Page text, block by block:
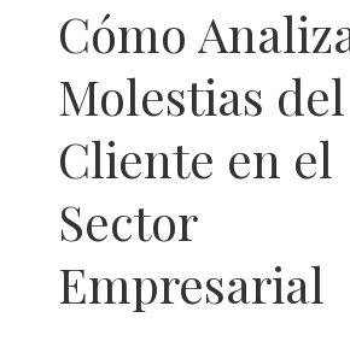
Cómo
Molestias del
Cliente en el
Sector
Empresarial